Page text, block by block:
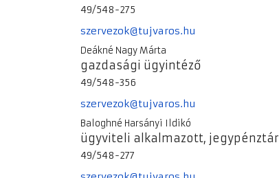
49/548-275
szervezok@tujvaros.hu
Deákné Nagy Márta
gazdasági ügyintéző
49/548-356
szervezok@tujvaros.hu
Baloghné Harsányi Ildikó
ügyviteli alkalmazott, jegypénztár
49/548-277